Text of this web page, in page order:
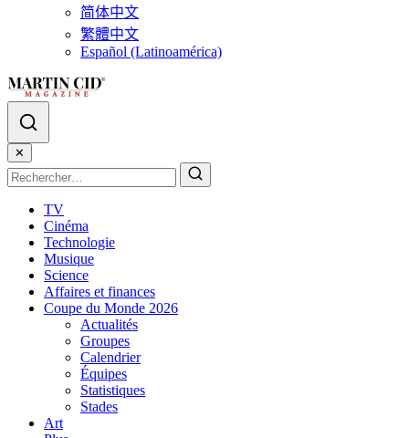
简体中文
繁體中文
Español (Latinoamérica)
✕
TV
Cinéma
Technologie
Musique
Science
Affaires et finances
Coupe du Monde 2026
Actualités
Groupes
Calendrier
Équipes
Statistiques
Stades
Art